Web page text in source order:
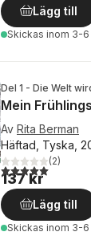
Lägg till
Skickas inom 3-
Del 1 - Die Welt
Mein
Av Rita Berman
Häftad, Tyska,
5,0utav 5(2)
137 kr
Lägg till
Skickas inom 3-